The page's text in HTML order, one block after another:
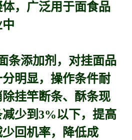
，广泛用于面食品
条添加剂，对挂面品
明显，操作条件耐
挂竿断条、酥条现
少到3%以下，提高
回机率，降低成